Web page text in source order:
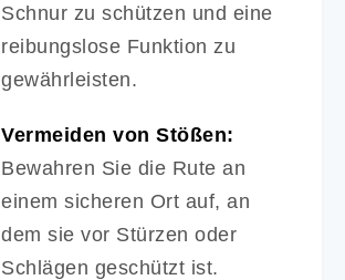
Schnur zu schützen und eine
reibungslose Funktion zu
gewährleisten.
Vermeiden von Stößen:
Bewahren Sie die Rute an
einem sicheren Ort auf, an
dem sie vor Stürzen oder
Schlägen geschützt ist.